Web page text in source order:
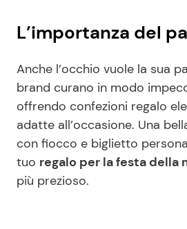
L’importanza del
Anche l’occhio vuole la sua
brand curano in modo
offrendo confezioni regalo
adatte all’occasione. Una
con fiocco e biglietto
tuo regalo per la festa della
più prezioso.